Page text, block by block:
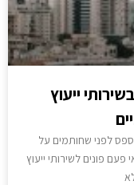
ייעוץ
2026: מה אסור לפספס לפני שחותמים על
ישראלים מאי פעם פונים לשירותי ייעוץ